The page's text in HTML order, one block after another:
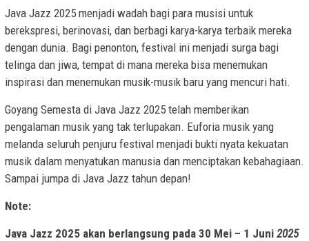
Java Jazz 2025 menjadi wadah bagi para musisi untuk
berekspresi, berinovasi, dan berbagi karya-karya terbaik mereka
dengan dunia. Bagi penonton, festival ini menjadi surga bagi
telinga dan jiwa, tempat di mana mereka bisa menemukan
inspirasi dan menemukan musik-musik baru yang mencuri hati.
Goyang Semesta di Java Jazz 2025 telah memberikan
pengalaman musik yang tak terlupakan. Euforia musik yang
melanda seluruh penjuru festival menjadi bukti nyata kekuatan
musik dalam menyatukan manusia dan menciptakan kebahagiaan.
Sampai jumpa di Java Jazz tahun depan!
Note:
Java Jazz 2025 akan berlangsung pada 30 Mei – 1 Juni 2025